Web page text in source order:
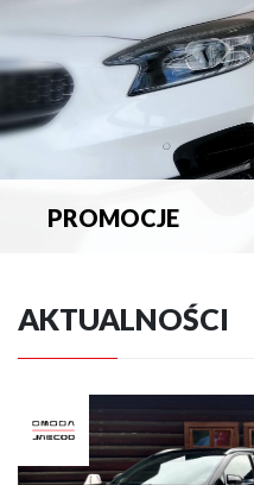
PROMOCJE
AKTUALNOŚCI